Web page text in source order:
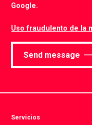
Google.
Uso fraudulento de la
Send message
Servicios